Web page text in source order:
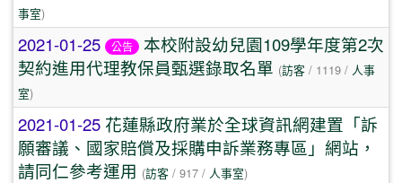
事室)
2021-01-25 公告
本校附設幼兒園109學年度第2次
契約進用代理教保員甄選錄取名單 (訪客 / 1119 / 人事
室)
2021-01-25花蓮縣政府業於全球資訊網建置「訴
願審議、國家賠償及採購申訴業務專區」網站，
請同仁參考運用 (訪客 / 917 / 人事室)